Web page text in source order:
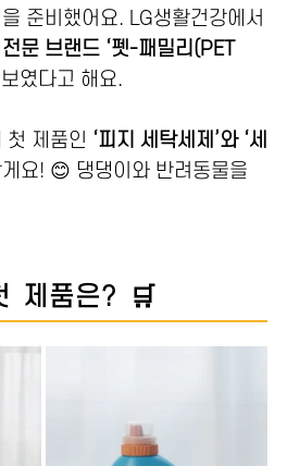
준비했어요. LG생활건강에서
문 브랜드 ‘펫-패밀리(PET
였다고 해요.
첫 제품인 ‘피지 세탁세제’와 ‘세
요! 😊 댕댕이와 반려동물을
제품은? 🛒